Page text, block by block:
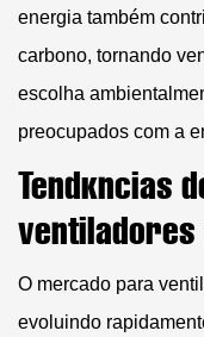
energia também
carbono, tornando
escolha
preocupados com a
Tendências
ventiladores
O mercado para
evoluindo